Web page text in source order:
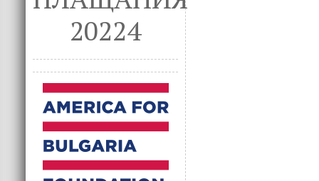
20224